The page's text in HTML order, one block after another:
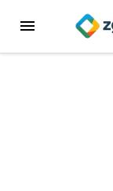
MENU